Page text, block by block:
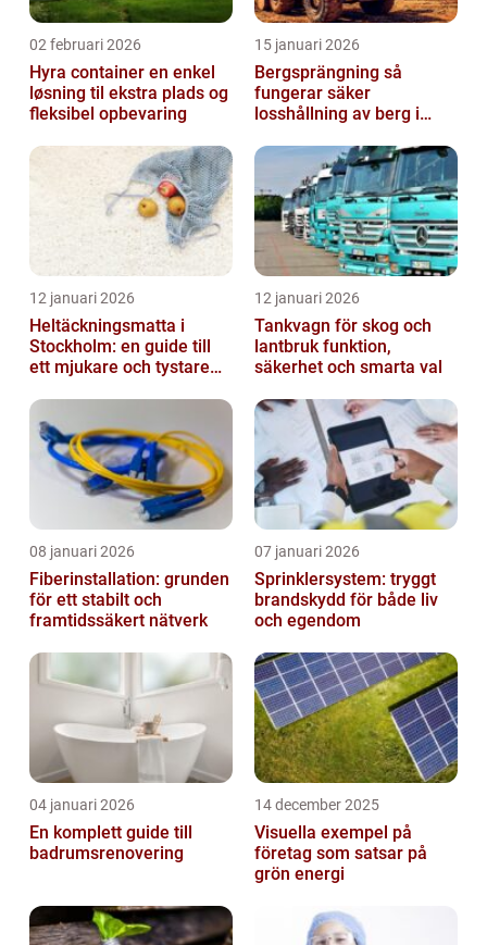
02 februari 2026
Hyra container en enkel
løsning til ekstra plads og
fleksibel opbevaring
15 januari 2026
Bergsprängning så
fungerar säker
losshållning av berg i
12 januari 2026
Heltäckningsmatta i
Stockholm: en guide till
ett mjukare och tystare
12 januari 2026
Tankvagn för skog och
lantbruk funktion,
säkerhet och smarta val
08 januari 2026
Fiberinstallation: grunden
för ett stabilt och
framtidssäkert nätverk
07 januari 2026
Sprinklersystem: tryggt
brandskydd för både liv
och egendom
04 januari 2026
En komplett guide till
badrumsrenovering
14 december 2025
Visuella exempel på
företag som satsar på
grön energi